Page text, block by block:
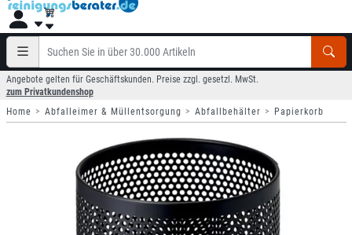
Angebote gelten für Geschäftskunden. Preise zzgl. gesetzl. MwSt.
zum Privatkundenshop
Home
Abfalleimer & Müllentsorgung Abfallbehälter Papierkorb